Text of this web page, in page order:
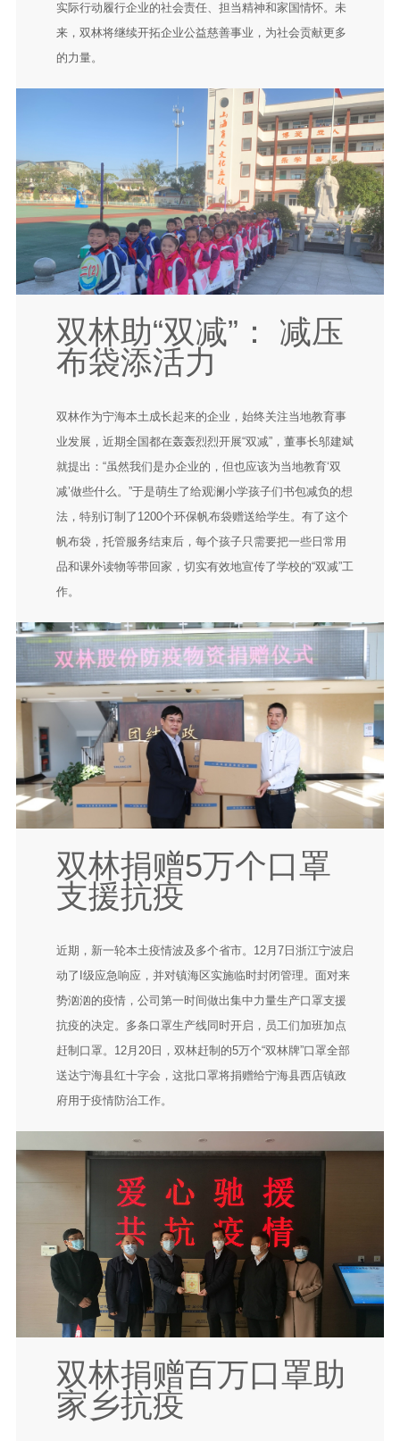
实际行动履行企业的社会责任、担当精神和家国情怀。未
来，双林将继续开拓企业公益慈善事业，为社会贡献更多
的力量。
双林助“双减”： 减压
布袋添活力
双林作为宁海本土成长起来的企业，始终关注当地教育事
业发展，近期全国都在轰轰烈烈开展“双减”，董事长邬建斌
就提出：“虽然我们是办企业的，但也应该为当地教育‘双
减’做些什么。”于是萌生了给观澜小学孩子们书包减负的想
法，特别订制了1200个环保帆布袋赠送给学生。有了这个
帆布袋，托管服务结束后，每个孩子只需要把一些日常用
品和课外读物等带回家，切实有效地宣传了学校的“双减”工
作。
双林捐赠5万个口罩
支援抗疫
近期，新一轮本土疫情波及多个省市。12月7日浙江宁波启
动了I级应急响应，并对镇海区实施临时封闭管理。面对来
势汹汹的疫情，公司第一时间做出集中力量生产口罩支援
抗疫的决定。多条口罩生产线同时开启，员工们加班加点
赶制口罩。12月20日，双林赶制的5万个“双林牌”口罩全部
送达宁海县红十字会，这批口罩将捐赠给宁海县西店镇政
府用于疫情防治工作。
双林捐赠百万口罩助
家乡抗疫